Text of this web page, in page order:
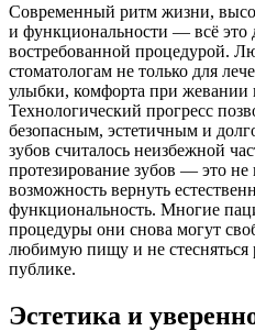
Современный ритм жизни,
и функциональности — всё это
востребованной процедурой.
стоматологам не только для
улыбки, комфорта при жевании
Технологический прогресс
безопасным, эстетичным и
зубов считалось неизбежной
протезирование зубов — это не
возможность вернуть
функциональность. Многие
процедуры они снова могут
любимую пищу и не стесняться
публике.
Эстетика и